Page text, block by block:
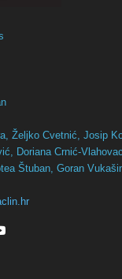
Željko Cvetnić, Josip
Doriana Crnić-
Štuban, Goran